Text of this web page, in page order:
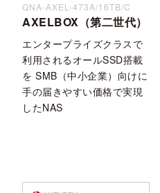
QNA-AXEL-473A/16TB/C
AXELBOX（第二世代）
エンタープライズクラスで
利用されるオールSSD搭載
を SMB（中小企業）向けに
手の届きやすい価格で実現
したNAS